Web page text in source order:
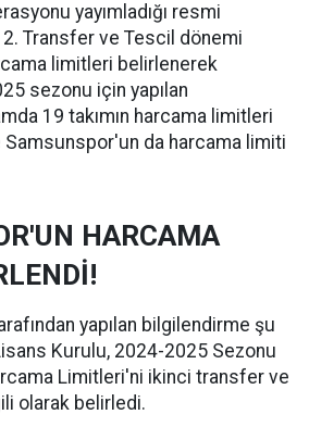
yayımladığı resmi
Transfer ve Tescil dönemi
limitleri belirlenerek
sezonu için yapılan
19 takımın harcama limitleri
Samsunspor'un da harcama limiti
HARCAMA
yapılan bilgilendirme şu
Kurulu, 2024-2025 Sezonu
Limitleri'ni ikinci transfer ve
olarak belirledi.